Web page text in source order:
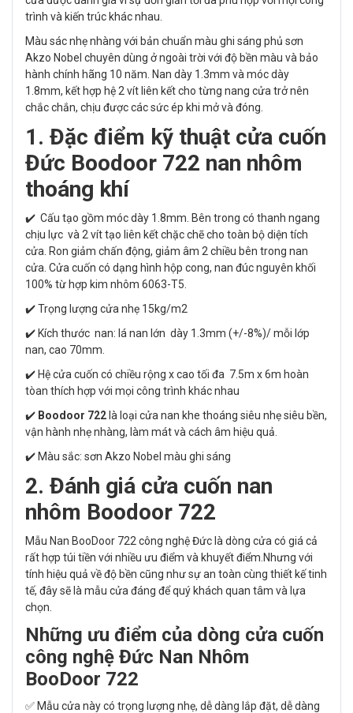
trình và kiến trúc khác nhau.
Màu sác nhẹ nhàng với bản chuẩn màu ghi sáng phủ sơn
Akzo Nobel chuyên dùng ở ngoài trời với độ bền màu và bảo
hành chính hãng 10 năm. Nan dày 1.3mm và móc dày
1.8mm, kết hợp hệ 2 vít liên kết cho từng nang cửa trở nên
chắc chắn, chịu được các sức ép khi mở và đóng.
1. Đặc điểm kỹ thuật cửa cuốn
Đức Boodoor 722 nan nhôm
thoáng khí
✔️ Cấu tạo gồm móc dày 1.8mm. Bên trong có thanh ngang
chịu lực và 2 vít tạo liên kết chặc chẽ cho toàn bộ diện tích
cửa. Ron giảm chấn động, giảm âm 2 chiều bên trong nan
cửa. Cửa cuốn có dạng hình hộp cong, nan đúc nguyên khối
100% từ hợp kim nhôm 6063-T5.
✔️ Trọng lượng cửa nhẹ 15kg/m2
✔️ Kích thước nan: lá nan lớn dày 1.3mm (+/-8%)/ mỗi lớp
nan, cao 70mm.
✔️ Hệ cửa cuốn có chiều rộng x cao tối đa 7.5m x 6m hoàn
tòan thích hợp với mọi công trình khác nhau
✔️ Boodoor 722 là loại cửa nan khe thoáng siêu nhẹ siêu bền,
vận hành nhẹ nhàng, làm mát và cách âm hiệu quả.
✔️ Màu sắc: sơn Akzo Nobel màu ghi sáng
2. Đánh giá cửa cuốn nan
nhôm Boodoor 722
Mẫu Nan BooDoor 722 công nghệ Đức là dòng cửa có giá cả
rất hợp túi tiền với nhiều ưu điểm và khuyết điểm.Nhưng với
tính hiệu quả về độ bền cũng như sự an toàn cùng thiết kế tinh
tế, đây sẽ là mẫu cửa đáng để quý khách quan tâm và lựa
chọn.
Những ưu điểm của dòng cửa cuốn
công nghệ Đức Nan Nhôm
BooDoor 722
✅ Mẫu cửa này có trọng lượng nhẹ, dễ dàng lắp đặt, dễ dàng